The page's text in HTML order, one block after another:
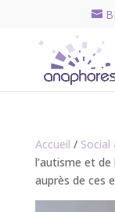
Accueil /
l’autisme et
auprès de ces